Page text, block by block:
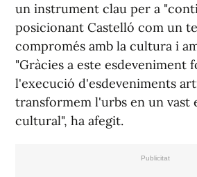
un instrument clau per a
posicionant Castelló com un
compromés amb la cultura i
"Gràcies a este esdeveniment
l'execució d'esdeveniments
transformem l'urbs en un vast
cultural", ha afegit.